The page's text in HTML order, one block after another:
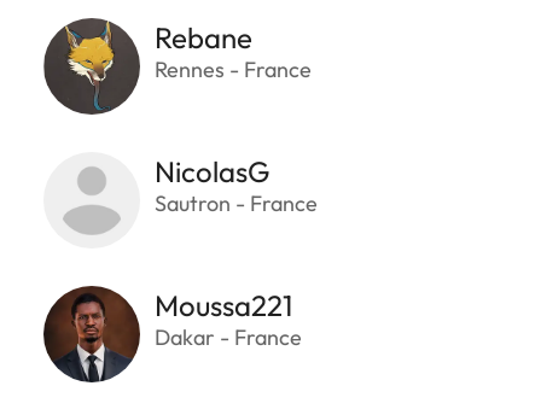
Rebane
Rennes - France
NicolasG
Sautron - France
Moussa221
Dakar - France